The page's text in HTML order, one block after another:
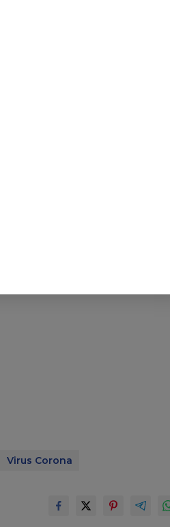
yang terkonfirmasi telah
Cimanggung, 1 orang
2 orang Kecamatan Ujungjaya,
Sumedang Utara.
atau diisolasi sebanyak 69
Sembuh atau Selesai Isolasi
total kasus konfirmasi 535
dan mencuci tangan pakai
Virus Corona